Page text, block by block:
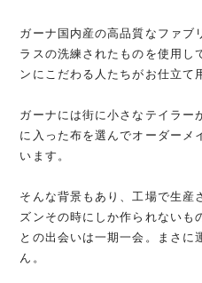
ガーナ国内産の高品質なファブ
ラスの洗練されたものを使用し
ンにこだわる人たちがお仕立て
ガーナには街に小さなテイラー
に入った布を選んでオーダーメ
います。
そんな背景もあり、工場で生産
ズンその時にしか作られないも
との出会いは一期一会。まさに
ん。